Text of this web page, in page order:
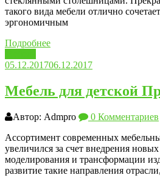
такого вида мебели отлично
эргономичным
Подробнее
05.12.201706.12.2017
Мебель для детской
Автор: Admpro
0 Комментариев
Ассортимент современных
увеличился за счет внедрения
моделирования и трансформации
развитие такие направления